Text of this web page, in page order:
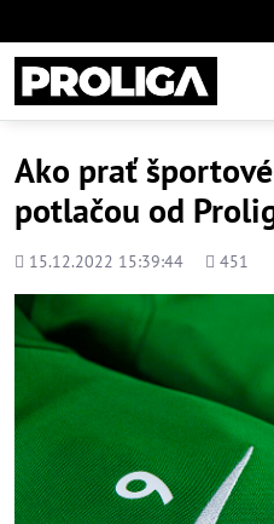
Ako prať
potlačou od
Pridané
15.12.2022 15:39:44
Počet
451